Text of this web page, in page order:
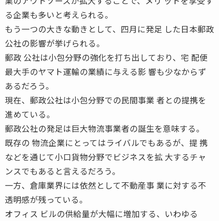
る企業も多いと考えられる。
もう一つの大きな動きとして、四月に発足 した日本郵政
公社の影響が挙げられる。
郵政 公社は小包分野の強化を打ち出しており、宅 配便
最大手のヤマト運輸の業績に与える影 響も少なからず
あるだろう。
現在、郵政公社は小包分野での民間事業 者との提携を
進めている。
郵政公社の発足は巨大物流事業者の誕生を意味する。
既存の 物流企業にとってはライバルでもあるが、提 携
などを通じて小口貨物分野でビジネスを拡 大するチャ
ンスでもあると言えるだろう。
一方、倉庫業界には依然として不動産事 業に対する不
透明感が残っている。
オフィス ビルの供給量が大幅に増加する、いわゆる